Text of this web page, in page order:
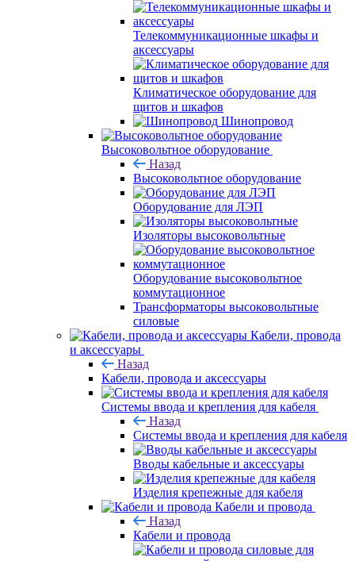
Телекоммуникационные шкафы и
аксессуары
Климатическое оборудование для
щитов и шкафов
Шинопровод
Высоковольтное оборудование
Назад
Высоковольтное оборудование
Оборудование для ЛЭП
Изоляторы высоковольтные
Оборудование высоковольтное
коммутационное
Трансформаторы высоковольтные
силовые
Кабели, провода
и аксессуары
Назад
Кабели, провода и аксессуары
Системы ввода и крепления для кабеля
Назад
Системы ввода и крепления для кабеля
Вводы кабельные и аксессуары
Изделия крепежные для кабеля
Кабели и провода
Назад
Кабели и провода